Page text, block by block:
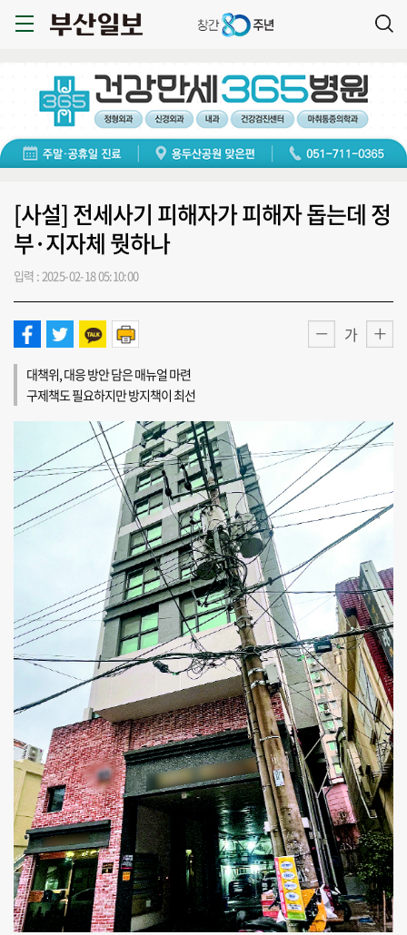
[사설] 전세사기 피해자가 피해자 돕는데 정
부·지자체 뭣하나
입력 : 2025-02-18 05:10:00
가
대책위, 대응 방안 담은 매뉴얼 마련
구제책도 필요하지만 방지책이 최선